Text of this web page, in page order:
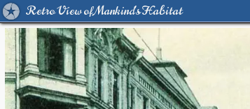
Retro View of Mankind's Habitat